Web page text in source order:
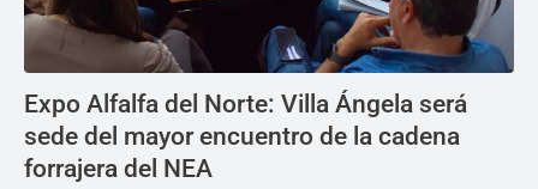
Expo Alfalfa del Norte: Villa Ángela será
sede del mayor encuentro de la cadena
forrajera del NEA